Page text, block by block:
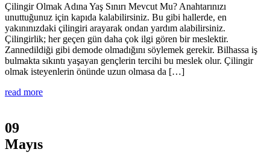
Çilingir Olmak Adına Yaş Sınırı Mevcut Mu? Anahtarınızı
unuttuğunuz için kapıda kalabilirsiniz. Bu gibi hallerde, en
yakınınızdaki çilingiri arayarak ondan yardım alabilirsiniz.
Çilingirlik; her geçen gün daha çok ilgi gören bir meslektir.
Zannedildiği gibi demode olmadığını söylemek gerekir. Bilhassa iş
bulmakta sıkıntı yaşayan gençlerin tercihi bu meslek olur. Çilingir
olmak isteyenlerin önünde uzun olmasa da […]
read more
09
Mayıs